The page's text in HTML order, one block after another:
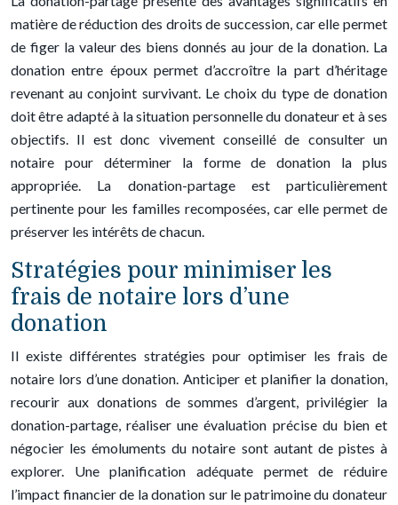
matière de réduction des droits de succession, car elle permet
de figer la valeur des biens donnés au jour de la donation. La
donation entre époux permet d’accroître la part d’héritage
revenant au conjoint survivant. Le choix du type de donation
doit être adapté à la situation personnelle du donateur et à ses
objectifs. Il est donc vivement conseillé de consulter un
notaire pour déterminer la forme de donation la plus
appropriée. La donation-partage est particulièrement
pertinente pour les familles recomposées, car elle permet de
préserver les intérêts de chacun.
Stratégies pour minimiser les
frais de notaire lors d’une
donation
Il existe différentes stratégies pour optimiser les frais de
notaire lors d’une donation. Anticiper et planifier la donation,
recourir aux donations de sommes d’argent, privilégier la
donation-partage, réaliser une évaluation précise du bien et
négocier les émoluments du notaire sont autant de pistes à
explorer. Une planification adéquate permet de réduire
l’impact financier de la donation sur le patrimoine du donateur